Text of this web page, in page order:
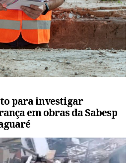
para investigar
em obras da Sabesp